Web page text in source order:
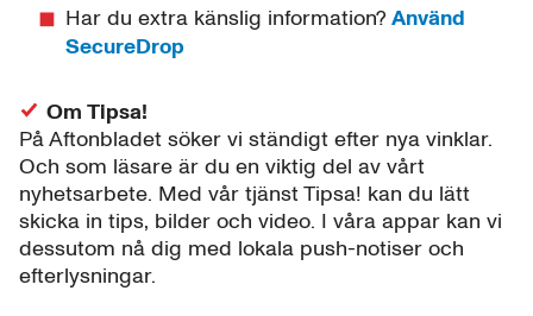
Har du extra känslig information? Använd
SecureDrop
Om Tipsa!
På Aftonbladet söker vi ständigt efter nya vinklar.
Och som läsare är du en viktig del av vårt
nyhetsarbete. Med vår tjänst Tipsa! kan du lätt
skicka in tips, bilder och video. I våra appar kan vi
dessutom nå dig med lokala push-notiser och
efterlysningar.